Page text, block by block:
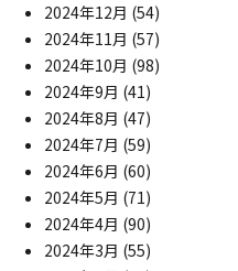
2024年12月 (54)
2024年11月 (57)
2024年10月 (98)
2024年9月 (41)
2024年8月 (47)
2024年7月 (59)
2024年6月 (60)
2024年5月 (71)
2024年4月 (90)
2024年3月 (55)